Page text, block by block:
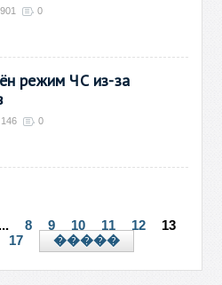
0
режим ЧС из-за
0
... 8 9 10 11 12
13
17 �����